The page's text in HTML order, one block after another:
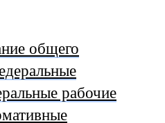
общего
рабочие